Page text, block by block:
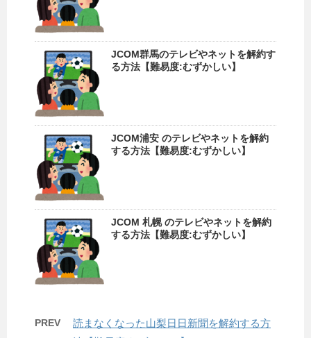
JCOM群馬のテレビやネットを解約す
る方法【難易度:むずかしい】
JCOM浦安 のテレビやネットを解約
する方法【難易度:むずかしい】
JCOM 札幌 のテレビやネットを解約
する方法【難易度:むずかしい】
PREV
読まなくなった山梨日日新聞を解約する方